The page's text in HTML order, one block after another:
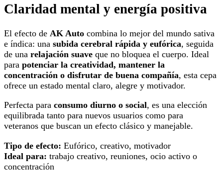
Claridad mental y energía positiva
El efecto de AK Auto combina lo mejor del mundo sativa
e índica: una subida cerebral rápida y eufórica, seguida
de una relajación suave que no bloquea el cuerpo. Ideal
para potenciar la creatividad, mantener la
concentración o disfrutar de buena compañía, esta cepa
ofrece un estado mental claro, alegre y motivador.
Perfecta para consumo diurno o social, es una elección
equilibrada tanto para nuevos usuarios como para
veteranos que buscan un efecto clásico y manejable.
Tipo de efecto: Eufórico, creativo, motivador
Ideal para: trabajo creativo, reuniones, ocio activo o
concentración